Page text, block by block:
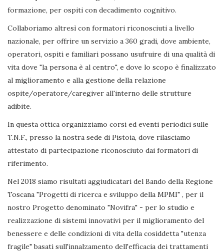
formazione, per ospiti con decadimento cognitivo.
Collaboriamo altresì con formatori riconosciuti a livello
nazionale, per offrire un servizio a 360 gradi, dove ambiente,
operatori, ospiti e familiari possano usufruire di una qualità di
vita dove "la persona è al centro", e dove lo scopo è finalizzato
al miglioramento e alla gestione della relazione
ospite/operatore/caregiver all'interno delle strutture
adibite.
In questa ottica organizziamo corsi ed eventi periodici sulle
T.N.F., presso la nostra sede di Pistoia, dove rilasciamo
attestato di partecipazione riconosciuto dai formatori di
riferimento.
Nel 2018 siamo risultati aggiudicatari del Bando della Regione
Toscana "Progetti di ricerca e sviluppo della MPMI" , per il
nostro Progetto denominato "Novifra" - per lo studio e
realizzazione di sistemi innovativi per il miglioramento del
benessere e delle condizioni di vita della cosiddetta "utenza
fragile" basati sull'innalzamento dell'efficacia dei trattamenti